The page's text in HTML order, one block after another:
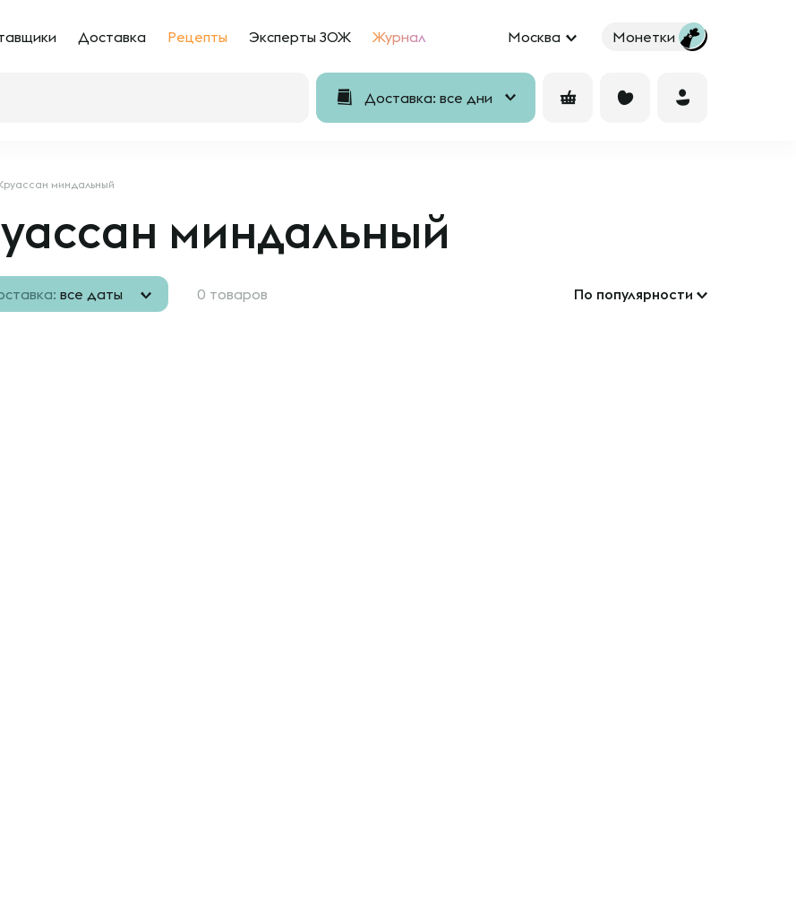
Доставка Рецепты Эксперты ЗОЖ Журнал Москва Монетки
Доставка: все дни
миндальный
миндальный
все даты 0 товаров По популярности